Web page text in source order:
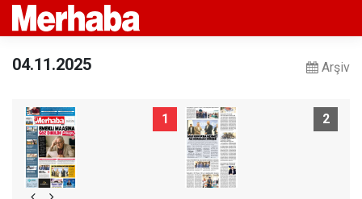
04.11.2025 Arşiv
1 2